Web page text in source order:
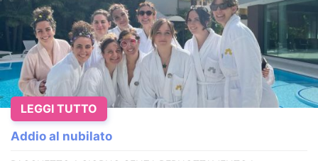
Addio al nubilato
LEGGI TUTTO